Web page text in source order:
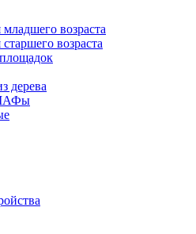
возраста
возраста
дерева
МАФы